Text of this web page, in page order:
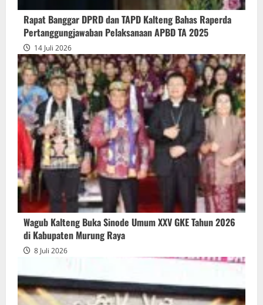
Pertanggungjawaban
Pelaksanaan
APBD
2025
Rapat Banggar DPRD dan TAPD Kalteng Bahas Raperda
Pertanggungjawaban Pelaksanaan APBD TA 2025
14 Juli 2026
Wagub Kalteng Buka Sinode Umum XXV GKE Tahun 2026
di Kabupaten Murung Raya
8 Juli 2026